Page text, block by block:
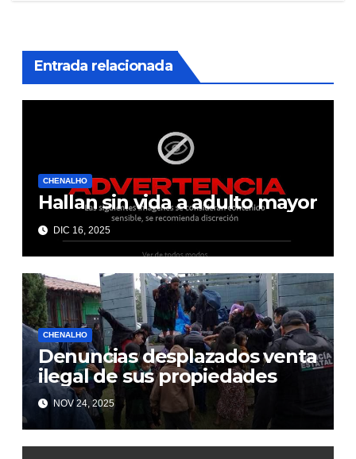
Entrada relacionada
CHENALHO
Hallan sin vida a adulto mayor
DIC 16, 2025
CHENALHO
Denuncias desplazados venta
ilegal de sus propiedades
NOV 24, 2025